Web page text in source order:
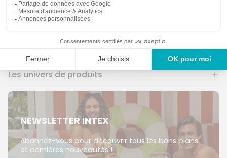
Info utiles
Les univers de produits
NEWSLETTER INTEX
Abonnez-vous pour découvrir tous les bons plans
et dernières nouveautés !